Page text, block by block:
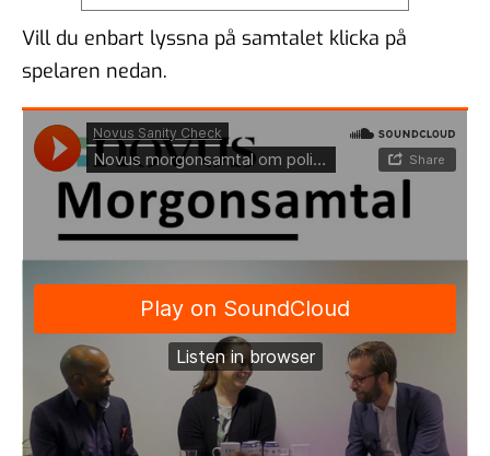
Vill du enbart lyssna på samtalet klicka på
spelaren nedan.